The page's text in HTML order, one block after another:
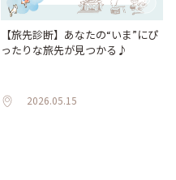
【旅先診断】あなたの“いま”にぴ
ったりな旅先が見つかる♪
2026.05.15